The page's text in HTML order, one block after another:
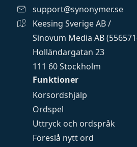
Funktioner
Korsordshjälp
Ordspel
Uttryck och ordspråk
Föreslå nytt ord
support@synonymer.se
Keesing Sverige AB /
Sinovum Media AB
Holländargatan 23
111 60 Stockholm